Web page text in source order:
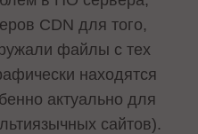
CDN для того,
файлы с тех
находятся
актуально для
сайтов).